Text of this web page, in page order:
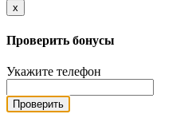
x
Проверить бонусы
Укажите телефон
Проверить